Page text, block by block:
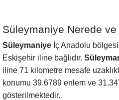
Süleymaniye Nerede ve
Süleymaniye İç Anadolu
Eskişehir iline bağlıdır.
iline 71 kilometre mesafe
konumu 39.6789 enlem ve
gösterilmektedir.